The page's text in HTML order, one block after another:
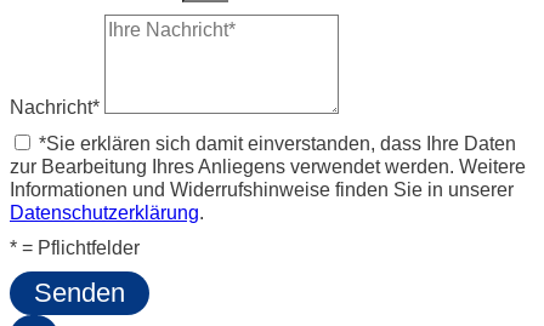
Nachricht*
*Sie erklären sich damit einverstanden, dass Ihre Daten
zur Bearbeitung Ihres Anliegens verwendet werden. Weitere
Informationen und Widerrufshinweise finden Sie in unserer
Datenschutzerklärung.
* = Pflichtfelder
Senden